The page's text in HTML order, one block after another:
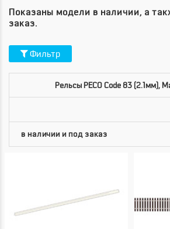
Показаны модели в наличии, а
заказ.
Фильтр
Рельсы PECO Code 83 (2.1мм),